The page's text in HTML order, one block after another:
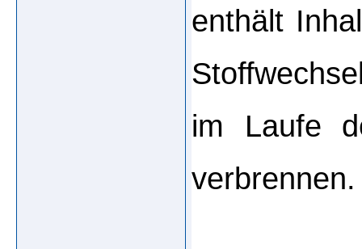
enthält
im Laufe
verbrennen.